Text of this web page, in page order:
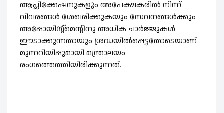
ആപ്ലിക്കേഷനുകളും അപേക്ഷകരില്‍ നിന്ന്
വിവരങ്ങള്‍ ശേഖരിക്കുകയും സേവനങ്ങള്‍ക്കും
അപ്പോയിന്റ്‌മെന്റിനു അധിക ചാര്‍ജ്ജുകള്‍
ഈടാക്കുന്നതായും ശ്രദ്ധയില്‍പ്പെട്ടതോടെയാണ്
മുന്നറിയിപ്പുമായി മന്ത്രാലയം
രംഗത്തെത്തിയിരിക്കുന്നത്.